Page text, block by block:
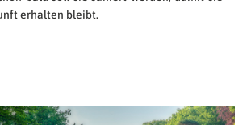
erhalten bleibt.